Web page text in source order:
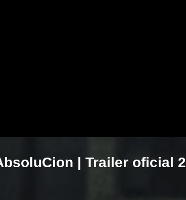
| Trailer oficial